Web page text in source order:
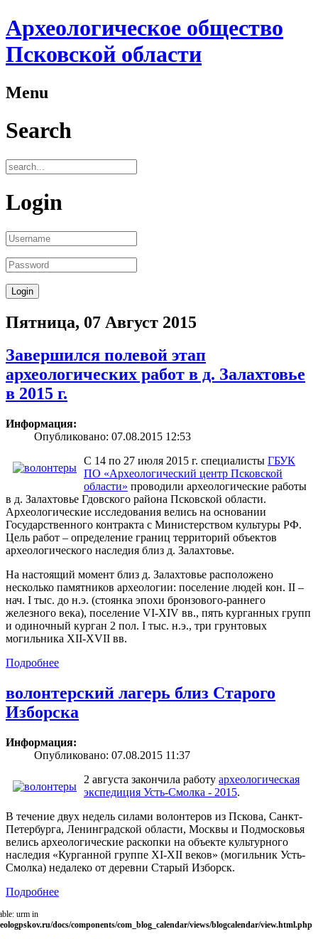
Археологическое общество
Псковской области
Menu
Search
Login
Пятница, 07 Август 2015
Завершился полевой этап
археологических работ в д. Залахтовье
в 2015 г.
Информация:
Опубликовано: 07.08.2015 12:53
С 14 по 27 июля 2015 г. специалисты ГБУК
ПО «Археологический центр Псковской
области» проводили археологические работы
в д. Залахтовье Гдовского района Псковской области.
Археологические исследования велись на основании
Государственного контракта с Министерством культуры РФ.
Цель работ – определение границ территорий объектов
археологического наследия близ д. Залахтовье.
На настоящий момент близ д. Залахтовье расположено
несколько памятников археологии: поселение людей кон. II –
нач. I тыс. до н.э. (стоянка эпохи бронзового-раннего
железного века), поселение VI-XIV вв., пять курганных групп
и одиночный курган 2 пол. I тыс. н.э., три грунтовых
могильника XII-XVII вв.
Подробнее
волонтерский лагерь близ Старого
Изборска
Информация:
Опубликовано: 07.08.2015 11:37
2 августа закончила работу археологическая
экспедиция Усть-Смолка - 2015.
В течение двух недель силами волонтеров из Пскова, Санкт-
Петербурга, Ленинградской области, Москвы и Подмосковья
велись археологические раскопки на объекте культурного
наследия «Курганной группе XI-XII веков» (могильник Усть-
Смолка) недалеко от деревни Старый Изборск.
Подробнее
urm in
docs/components/com_blog_calendar/views/blogcalendar/view.html.php